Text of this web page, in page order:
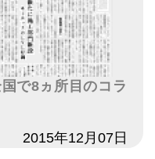
で8ヵ所目のコラ
2015年12月07日